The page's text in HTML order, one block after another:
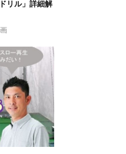
リル」詳細解